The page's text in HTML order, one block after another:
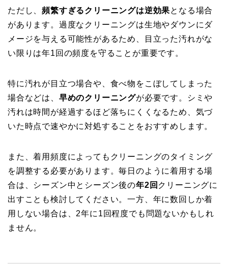
ただし、頻繁すぎるクリーニングは逆効果となる場合
があります。過度なクリーニングは生地やダウンにダ
メージを与える可能性があるため、目立った汚れがな
い限りは年1回の頻度を守ることが重要です。
特に汚れが目立つ場合や、食べ物をこぼしてしまった
場合などは、 早めのクリーニングが必要です。シミや
汚れは時間が経過するほど落ちにくくなるため、気づ
いた時点で速やかに対処することをおすすめします。
また、着用頻度によってもクリーニングのタイミング
を調整する必要があります。毎日のように着用する場
合は、シーズン中とシーズン後の年2回 クリーニングに
出すことも検討してください。一方、年に数回しか着
用しない場合は、2年に1回程度でも問題ないかもしれ
ません。